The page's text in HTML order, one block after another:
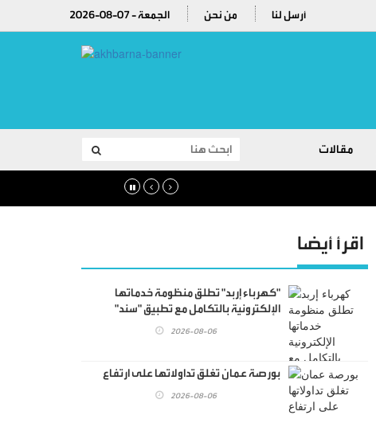
2026-08-07 - الجمعة من نحن أرسل لنا
مقالات
اقرأ أيضا
"كهرباء إربد" تطلق منظومة خدماتها
الإلكترونية بالتكامل مع تطبيق "سند"
2026-08-06
بورصة عمان تغلق تداولاتها على ارتفاع
2026-08-06